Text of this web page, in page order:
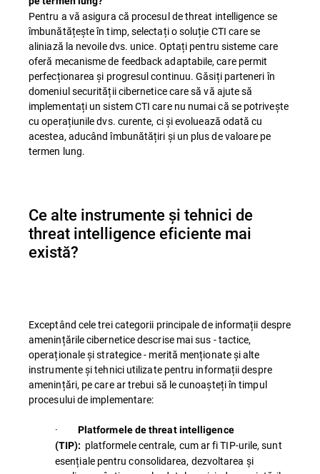
Pentru a vă asigura că procesul de threat intelligence se
îmbunătățește în timp, selectați o soluție CTI care se
aliniază la nevoile dvs. unice. Optați pentru sisteme care
oferă mecanisme de feedback adaptabile, care permit
perfecționarea și progresul continuu. Găsiți parteneri în
domeniul securității cibernetice care să vă ajute să
implementați un sistem CTI care nu numai că se potrivește
cu operațiunile dvs. curente, ci și evoluează odată cu
acestea, aducând îmbunătățiri și un plus de valoare pe
termen lung.
Ce alte instrumente și tehnici de
threat intelligence eficiente mai
există?
Exceptând cele trei categorii principale de informații despre
amenințările cibernetice descrise mai sus - tactice,
operaționale și strategice - merită menționate și alte
instrumente și tehnici utilizate pentru informații despre
amenințări, pe care ar trebui să le cunoașteți în timpul
procesului de implementare:
·
Platformele de threat intelligence
(TIP): platformele centrale, cum ar fi TIP-urile, sunt
esențiale pentru consolidarea, dezvoltarea și